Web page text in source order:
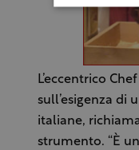
L’eccentrico
sull’esigenza di
italiane,
strumento. “È